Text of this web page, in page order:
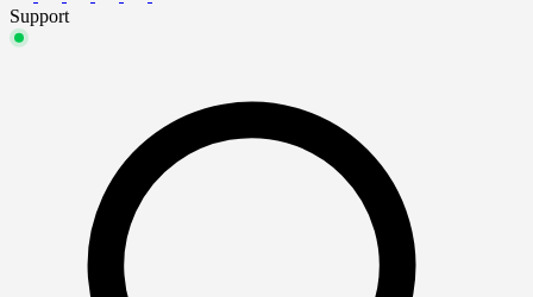
Support